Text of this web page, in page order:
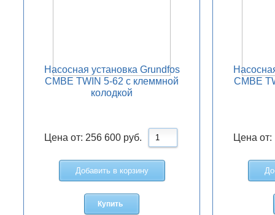
Насосная установка Grundfos
CMBE TWIN 5-62 с клеммной
колодкой
Цена от: 256 600 руб.
Добавить в корзину
Купить
CMBE
Цена от: